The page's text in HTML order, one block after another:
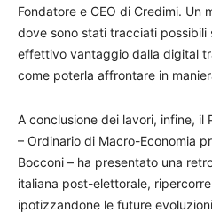
Fondatore e CEO di Credimi. Un
dove sono stati tracciati possibili
effettivo vantaggio dalla digital
come poterla affrontare in
A conclusione dei lavori, infine, il
– Ordinario di Macro-Economia
Bocconi – ha presentato una
italiana post-elettorale,
ipotizzandone le future